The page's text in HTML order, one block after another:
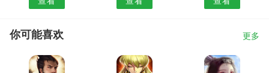
你可能喜欢 更多